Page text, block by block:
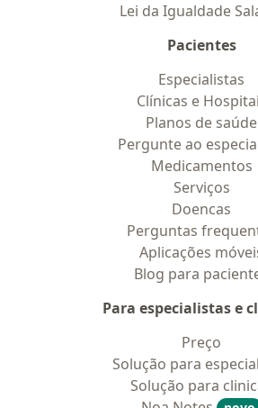
Lei da Igualdade
Pacientes
Especialistas
Clínicas e
Planos de saúde
Pergunte ao
Medicamentos
Serviços
Doencas
Perguntas
Aplicações
Blog para
Para especialistas e
Preço
Solução para
Solução para